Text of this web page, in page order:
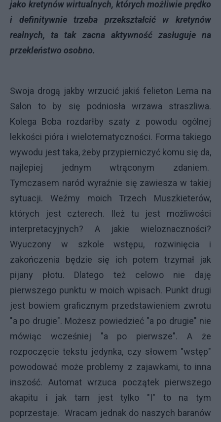
jako kretynów wirtualnych, których możliwie prędko
i definitywnie trzeba przekształcić w kretynów
realnych, ta tak zacna aktywność zasługuje na
przekleństwo osobno.
Swoja drogą jakby wrzucić jakiś felieton Lema na
Salon to by się podniosła wrzawa straszliwa.
Kolega Boba rozdarłby szaty z powodu ogólnej
lekkości pióra i wielotematyczności. Forma takiego
wywodu jest taka, żeby przypierniczyć komu się da,
najlepiej jednym wtrąconym zdaniem.
Tymczasem naród wyraźnie się zawiesza w takiej
sytuacji. Weźmy moich Trzech Muszkieterów,
których jest czterech. Ileż tu jest możliwości
interpretacyjnych? A jakie wieloznaczności?
Wyuczony w szkole wstępu, rozwinięcia i
zakończenia będzie się ich potem trzymał jak
pijany płotu. Dlatego też celowo nie daję
pierwszego punktu w moich wpisach. Punkt drugi
jest bowiem graficznym przedstawieniem zwrotu
"a po drugie". Możesz powiedzieć "a po drugie" nie
mówiąc wcześniej "a po pierwsze". A że
rozpoczęcie tekstu jedynka, czy słowem "wstęp"
powodować może problemy z zajawkami, to inna
inszość. Automat wrzuca początek pierwszego
akapitu i jak tam jest tylko "I" to na tym
poprzestaje. Wracam jednak do naszych baranów